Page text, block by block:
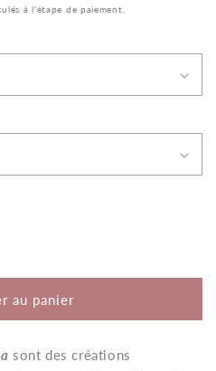
à l'étape de paiement.
au panier
sont des créations